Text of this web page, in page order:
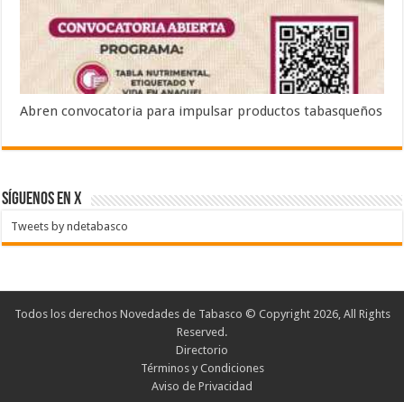
Abren convocatoria para impulsar productos tabasqueños
SÍGUENOS EN X
Tweets by ndetabasco
Todos los derechos Novedades de Tabasco © Copyright 2026, All Rights
Reserved.
Directorio
Términos y Condiciones
Aviso de Privacidad